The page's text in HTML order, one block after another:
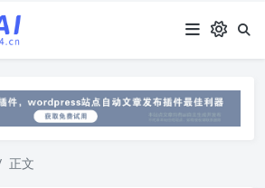
正文